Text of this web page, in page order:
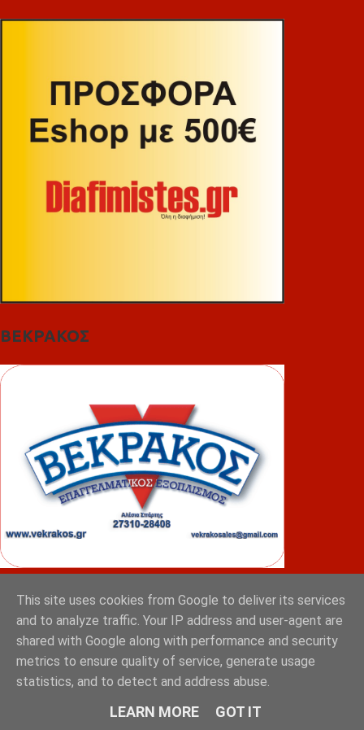
ΒΕΚΡΑΚΟΣ
ΦΟΥΝΤΑΣ
This site uses cookies from Google to deliver its services
and to analyze traffic. Your IP address and user-agent are
shared with Google along with performance and security
metrics to ensure quality of service, generate usage
statistics, and to detect and address abuse.
LEARN MORE GOT IT